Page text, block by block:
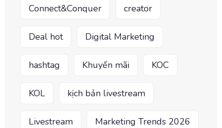
Connect&Conquer creator
Deal hot Digital Marketing
hashtag Khuyến mãi KOC
KOL kịch bản livestream
Livestream Marketing Trends 2026